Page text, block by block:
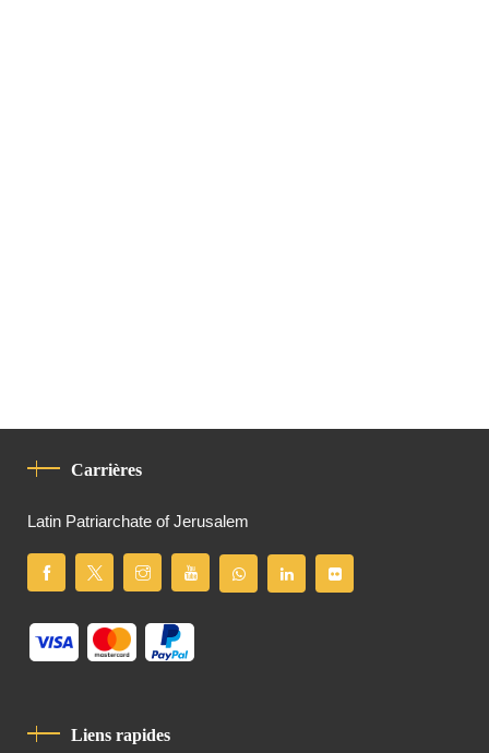
Carrières
Latin Patriarchate of Jerusalem
Liens rapides